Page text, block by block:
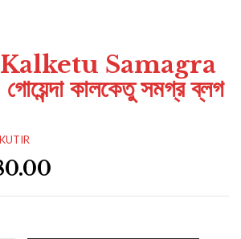
Samagra
কালকেতু সমগ্র ব্লগ